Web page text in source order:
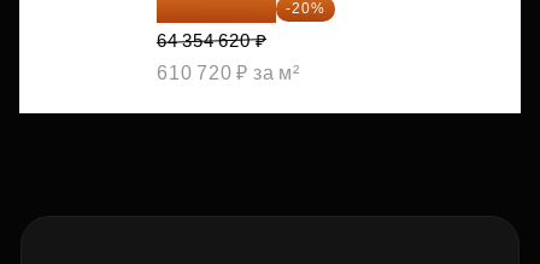
51 483 696 ₽ -20%
64 354 620 ₽
610 720 ₽ за м²